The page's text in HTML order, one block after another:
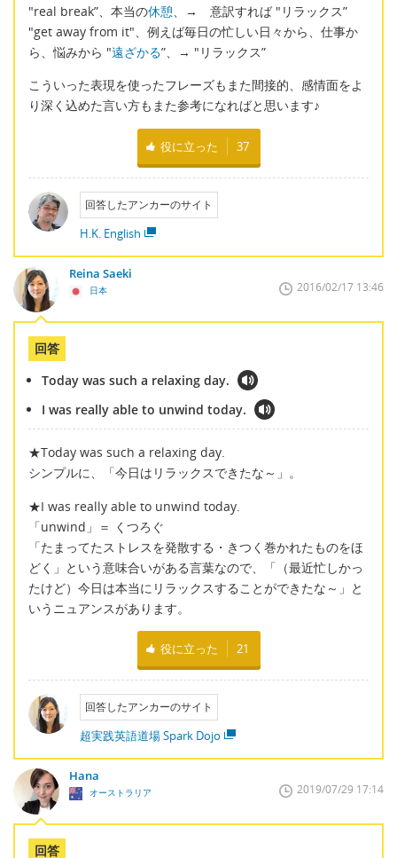
"real break”、本当の休憩、→ 意訳すれば "リラックス”
"get away from it"、例えば毎日の忙しい日々から、仕事か
ら、悩みから "遠ざかる”、→ "リラックス”
こういった表現を使ったフレーズもまた間接的、感情面をよ
り深く込めた言い方もまた参考になればと思います♪
役に立った 37
回答したアンカーのサイト
H.K. English
Reina Saeki
日本 2016/02/17 13:46
回答
Today was such a relaxing day.
I was really able to unwind today.
★Today was such a relaxing day.
シンプルに、「今日はリラックスできたな～」。
★I was really able to unwind today.
「unwind」＝ くつろぐ
「たまってたストレスを発散する・きつく巻かれたものをほ
どく」という意味合いがある言葉なので、「（最近忙しかっ
たけど）今日は本当にリラックスすることができたな～」と
いうニュアンスがあります。
役に立った 21
回答したアンカーのサイト
超実践英語道場 Spark Dojo
Hana
オーストラリア 2019/07/29 17:14
回答